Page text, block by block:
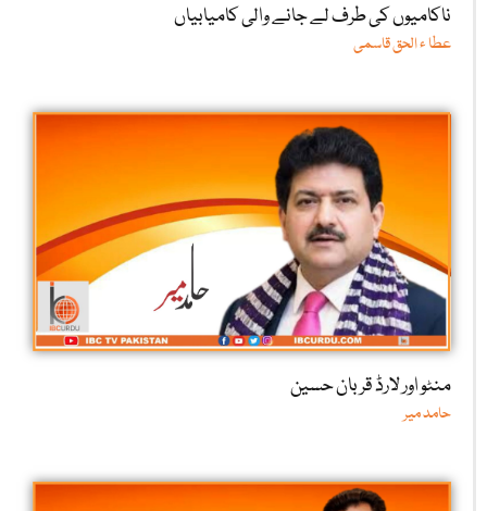
ناکامیوں کی طرف لے جانے والی کامیابیاں
عطا ء الحق قاسمی
منٹو اور لارڈ قربان حسین
حامد میر